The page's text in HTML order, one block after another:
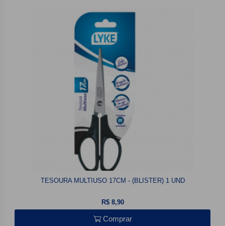
TESOURA MULTIUSO 17CM - (BLISTER) 1 UND
R$ 8,90
Comprar